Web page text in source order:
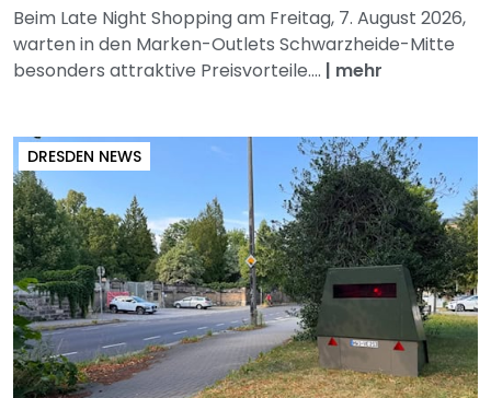
Beim Late Night Shopping am Freitag, 7. August 2026,
warten in den Marken-Outlets Schwarzheide-Mitte
besonders attraktive Preisvorteile.... | mehr
DRESDEN NEWS